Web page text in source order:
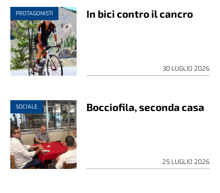
PROTAGONISTI In bici contro il cancro
30 LUGLIO 2026
SOCIALE Bocciofila, seconda casa
25 LUGLIO 2026